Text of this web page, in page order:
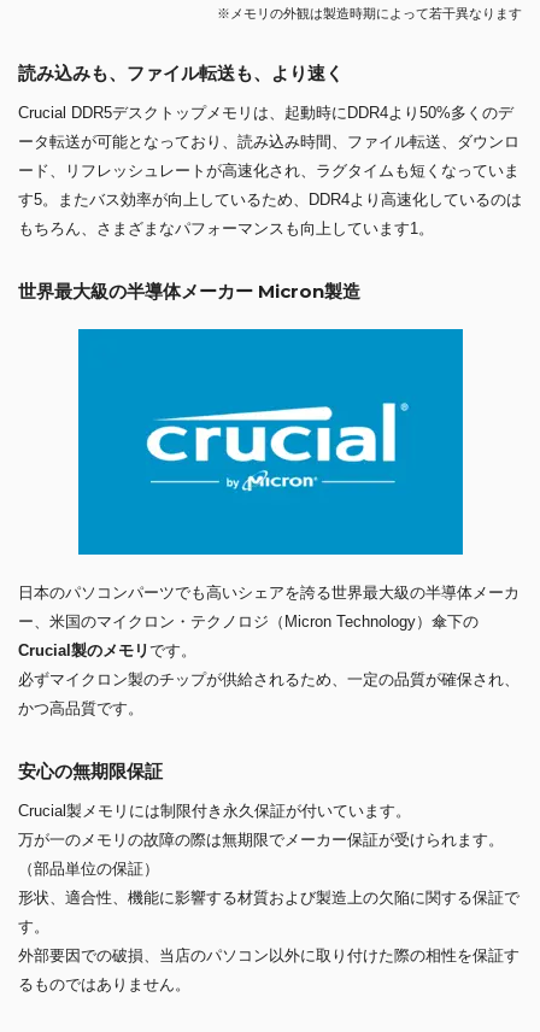
※メモリの外観は製造時期によって若干異なります
読み込みも、ファイル転送も、より速く
Crucial DDR5デスクトップメモリは、起動時にDDR4より50%多くのデ
ータ転送が可能となっており、読み込み時間、ファイル転送、ダウンロ
ード、リフレッシュレートが高速化され、ラグタイムも短くなっていま
す5。またバス効率が向上しているため、DDR4より高速化しているのは
もちろん、さまざまなパフォーマンスも向上しています1。
世界最大級の半導体メーカー Micron製造
日本のパソコンパーツでも高いシェアを誇る世界最大級の半導体メーカ
ー、米国のマイクロン・テクノロジ（Micron Technology）傘下の
Crucial製のメモリです。
必ずマイクロン製のチップが供給されるため、一定の品質が確保され、
かつ高品質です。
安心の無期限保証
Crucial製メモリには制限付き永久保証が付いています。
万が一のメモリの故障の際は無期限でメーカー保証が受けられます。
（部品単位の保証）
形状、適合性、機能に影響する材質および製造上の欠陥に関する保証で
す。
外部要因での破損、当店のパソコン以外に取り付けた際の相性を保証す
るものではありません。